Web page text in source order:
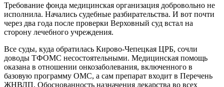
Требование фонда медицинская организация добровольно не
исполнила. Начались судебные разбирательства. И вот почти
через два года после проверки Верховный суд встал на
сторону лечебного учреждения.
Все суды, куда обратилась Кирово-Чепецкая ЦРБ, сочли
доводы ТФОМС несостоятельными. Медицинская помощь
оказана в отношении онкозаболевания, включенного в
базовую программу ОМС, а сам препарат входит в Перечень
ЖНВЛП. Обоснованность назначения лекарства во всех